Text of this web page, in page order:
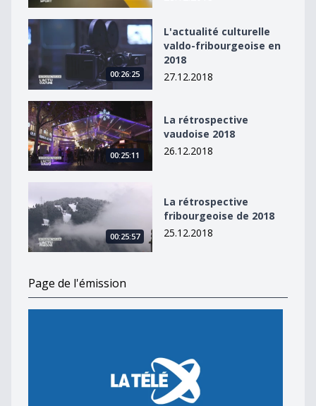
L&#039;actualité culturelle valdo-fribourgeoise en
00:26:25
L'actualité culturelle
valdo-fribourgeoise en
2018
27.12.2018
La rétrospective vaudoise 2018
00:25:11
La rétrospective
vaudoise 2018
26.12.2018
00:25:57
La rétrospective
fribourgeoise de 2018
25.12.2018
Page de l'émission